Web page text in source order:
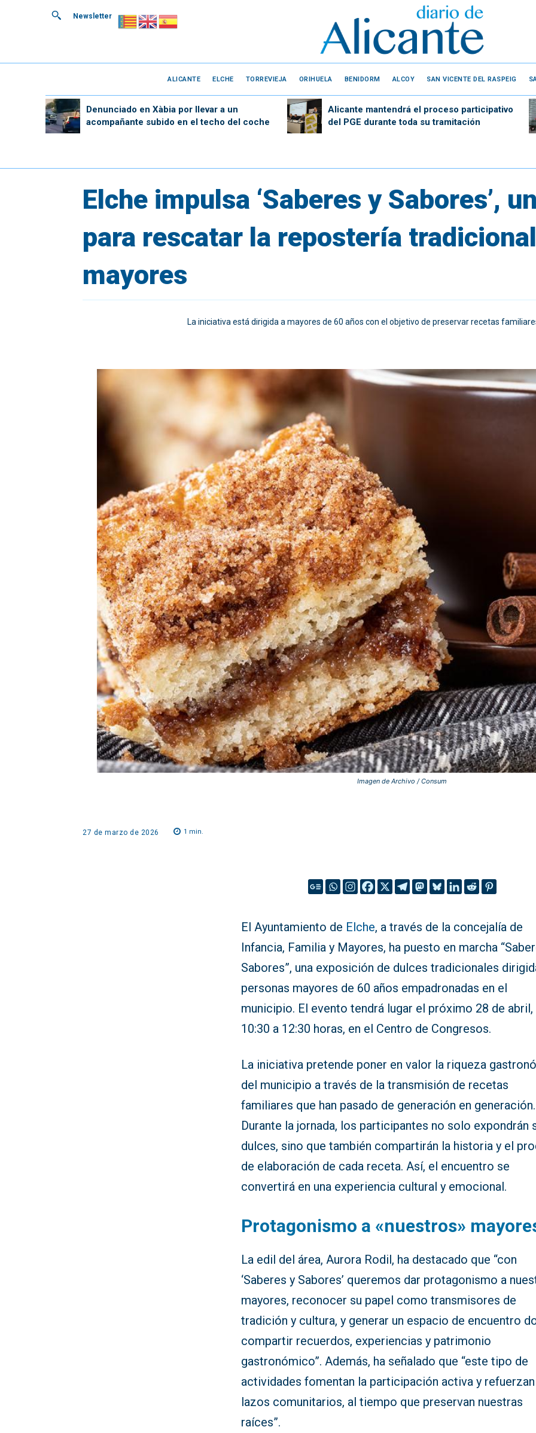
Newsletter
ALICANTE ELCHE TORREVIEJA ORIHUELA BENIDORM ALCOY SAN VICENTE DEL RASPEIG
Denunciado en Xàbia por llevar a un
acompañante subido en el techo del coche
Alicante mantendrá el proceso participativo
del PGE durante toda su tramitación
Elche impulsa ‘Saberes y Sabores’,
para rescatar la repostería
mayores
La iniciativa está dirigida a mayores de 60 años con el objetivo de preservar recetas
Imagen de Archivo / Consum
27 de marzo de 2026 1 min.
El Ayuntamiento de Elche, a través de la concejalía de
Infancia, Familia y Mayores, ha puesto en marcha
Sabores”, una exposición de dulces tradicionales
personas mayores de 60 años empadronadas en el
municipio. El evento tendrá lugar el próximo 28 de abril,
10:30 a 12:30 horas, en el Centro de Congresos.
La iniciativa pretende poner en valor la riqueza
del municipio a través de la transmisión de recetas
familiares que han pasado de generación en generación.
Durante la jornada, los participantes no solo expondrán
dulces, sino que también compartirán la historia y el
de elaboración de cada receta. Así, el encuentro se
convertirá en una experiencia cultural y emocional.
Protagonismo a «nuestros»
La edil del área, Aurora Rodil, ha destacado que “con
‘Saberes y Sabores’ queremos dar protagonismo a
mayores, reconocer su papel como transmisores de
tradición y cultura, y generar un espacio de encuentro
compartir recuerdos, experiencias y patrimonio
gastronómico”. Además, ha señalado que “este tipo de
actividades fomentan la participación activa y
lazos comunitarios, al tiempo que preservan nuestras
raíces”.